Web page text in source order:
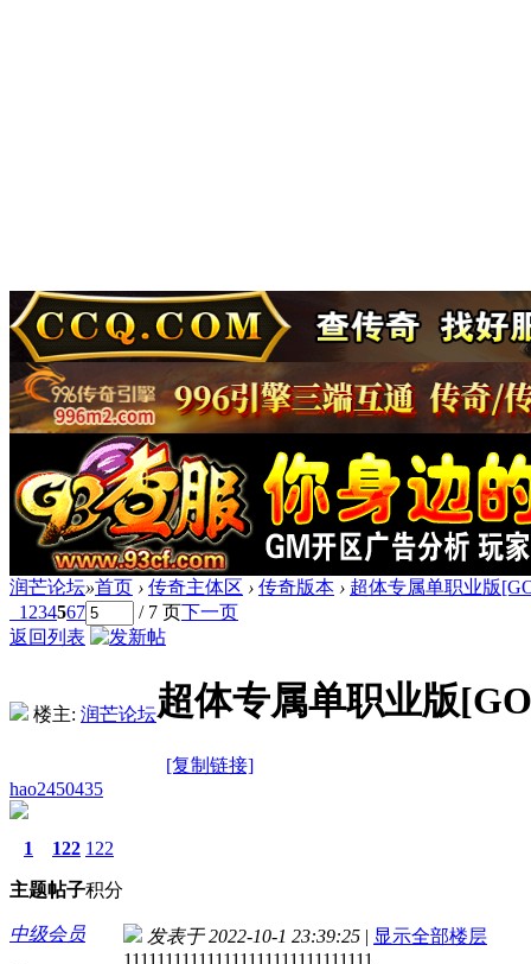
润芒论坛»首页 › 传奇主体区 › 传奇版本 › 超体专属单职业版
1 234567 / 7 页下一页
返回列表
楼主: 润芒论坛超体专属单职业版
[复制链接]
hao2450435
1
主题
122
帖子
122
积分
中级会员 发表于 2022-10-1 23:39:25 | 显示全部楼层
111111111111111111111111111111